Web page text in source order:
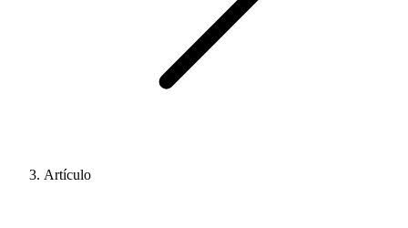
Artículo